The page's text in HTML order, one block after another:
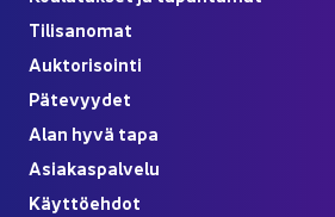
Ti­li­sa­no­mat
Auk­to­ri­soin­ti
Pä­te­vyy­det
Alan hyvä tapa
Asia­kas­pal­ve­lu
Käyt­tö­eh­dot